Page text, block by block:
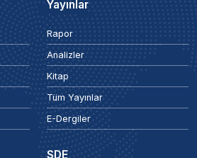
Yayınlar
Rapor
Analizler
Kitap
Tüm Yayınlar
E-Dergiler
SDE